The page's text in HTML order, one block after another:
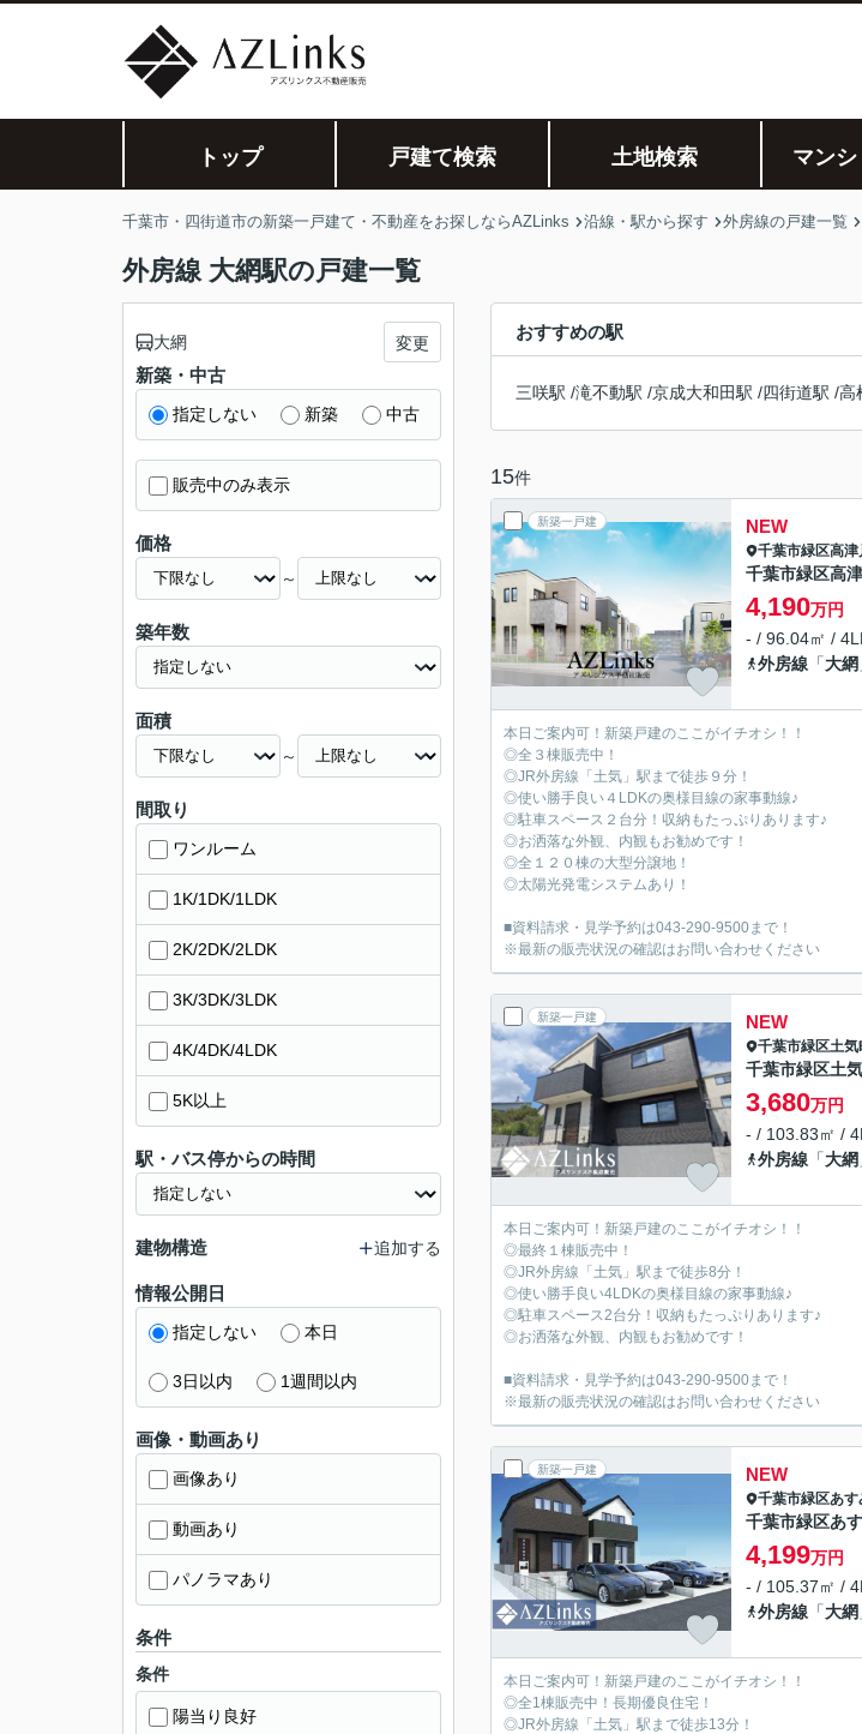
トップ 戸建て検索 土地検索 マン
千葉市・四街道市の新築一戸建て・不動産をお探しならAZLinks 沿線・駅から探す 外房線の戸建一覧
外房線 大網駅の戸建一覧
おすすめの駅
三咲駅 /滝不動駅 /京成大和田駅 /四街道駅 /高
15件
新築一戸建 NEW
千葉市緑区高津
千葉市緑区高
4,190万円
- / 96.04㎡ /
外房線 「大網
本日ご案内可！新築戸建のここがイチオシ！！
◎全３棟販売中！
◎JR外房線「土気」駅まで徒歩９分！
◎使い勝手良い４LDKの奥様目線の家事動線♪
◎駐車スペース２台分！収納もたっぷりあります♪
◎お洒落な外観、内観もお勧めです！
◎全１２０棟の大型分譲地！
◎太陽光発電システムあり！
■資料請求・見学予約は043-290-9500まで！
※最新の販売状況の確認はお問い合わせください
新築一戸建 NEW
千葉市緑区土気
千葉市緑区土
3,680万円
- / 103.83㎡ /
外房線 「大網
本日ご案内可！新築戸建のここがイチオシ！！
◎最終１棟販売中！
◎JR外房線「土気」駅まで徒歩8分！
◎使い勝手良い4LDKの奥様目線の家事動線♪
◎駐車スペース2台分！収納もたっぷりあります♪
◎お洒落な外観、内観もお勧めです！
■資料請求・見学予約は043-290-9500まで！
※最新の販売状況の確認はお問い合わせください
新築一戸建 NEW
千葉市緑区あす
千葉市緑区あ
4,199万円
- / 105.37㎡ /
外房線 「大網
本日ご案内可！新築戸建のここがイチオシ！！
◎全1棟販売中！長期優良住宅！
◎JR外房線「土気」駅まで徒歩13分！
大網 変更
新築・中古
指定しない 新築 中古
販売中のみ表示
価格
～
築年数
面積
～
間取り
ワンルーム
1K/1DK/1LDK
2K/2DK/2LDK
3K/3DK/3LDK
4K/4DK/4LDK
5K以上
駅・バス停からの時間
建物構造 追加する
情報公開日
指定しない 本日
3日以内 1週間以内
画像・動画あり
画像あり
動画あり
パノラマあり
条件
条件
陽当り良好